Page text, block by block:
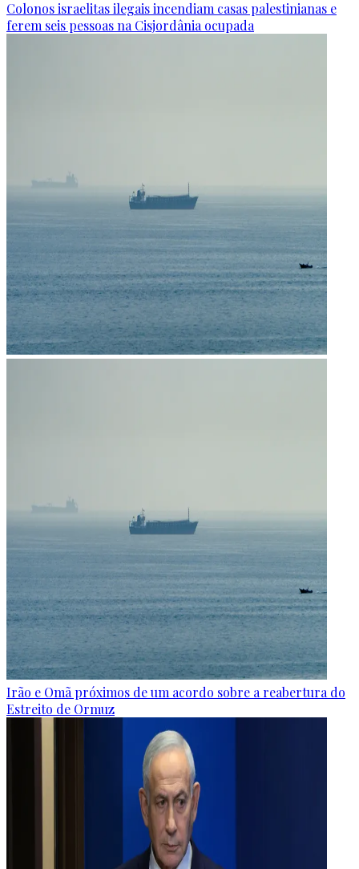
Colonos israelitas ilegais incendiam casas palestinianas e
ferem seis pessoas na Cisjordânia ocupada
Irão e Omã próximos de um acordo sobre a reabertura do
Estreito de Ormuz